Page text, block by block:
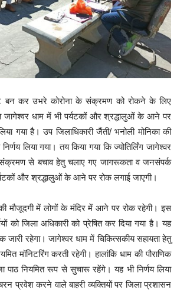
बन कर उभरे कोरोना के संक्रमण को रोकने के लिए
धाम में भी पर्यटकों और श्रद्धालुओं के आने पर
गया है। उप जिलाधिकारी जैंती/ भनोली मोनिका की
लिया गया। तय किया गया कि ज्योतिर्लिंग जागेश्वर
संक्रमण से बचाव हेतु चलाए गए जागरूकता व जनसंपर्क
और श्रद्धालुओं के आने पर रोक लगाई जाएगी।
मौजूदगी में लोगों के मंदिर में आने पर रोक रहेगी। इस
को जिला अधिकारी को ​प्रेषित कर दिया गया है। यह
जारी रहेगा। जागेश्वर धाम में चिकित्सकीय सहायता हेतु
मॉनिटरिंग करती रहेगी। हालांकि धाम की पौराणिक
पाठ नियमित रूप से सुचारू रहेंगे। यह भी निर्णय लिया
प्रवेश करने वाले बाहरी व्यक्तियों पर जिला प्रशासन